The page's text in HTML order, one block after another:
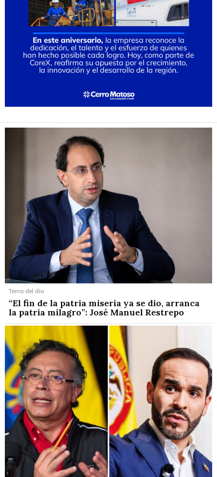
Tema del día
“El fin de la patria miseria ya se dio, arranca
la patria milagro”: José Manuel Restrepo